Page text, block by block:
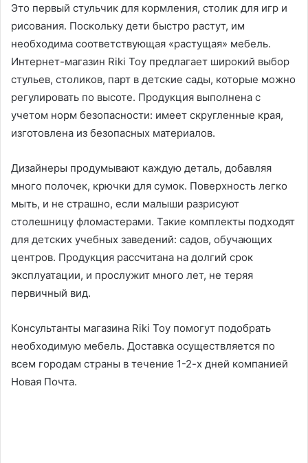
Это первый стульчик для кормления, столик для игр и
рисования. Поскольку дети быстро растут, им
необходима соответствующая «растущая» мебель.
Интернет-магазин Riki Toy предлагает широкий выбор
стульев, столиков, парт в детские сады, которые можно
регулировать по высоте. Продукция выполнена с
учетом норм безопасности: имеет скругленные края,
изготовлена из безопасных материалов.
Дизайнеры продумывают каждую деталь, добавляя
много полочек, крючки для сумок. Поверхность легко
мыть, и не страшно, если малыши разрисуют
столешницу фломастерами. Такие комплекты подходят
для детских учебных заведений: садов, обучающих
центров. Продукция рассчитана на долгий срок
эксплуатации, и прослужит много лет, не теряя
первичный вид.
Консультанты магазина Riki Toy помогут подобрать
необходимую мебель. Доставка осуществляется по
всем городам страны в течение 1-2-х дней компанией
Новая Почта.